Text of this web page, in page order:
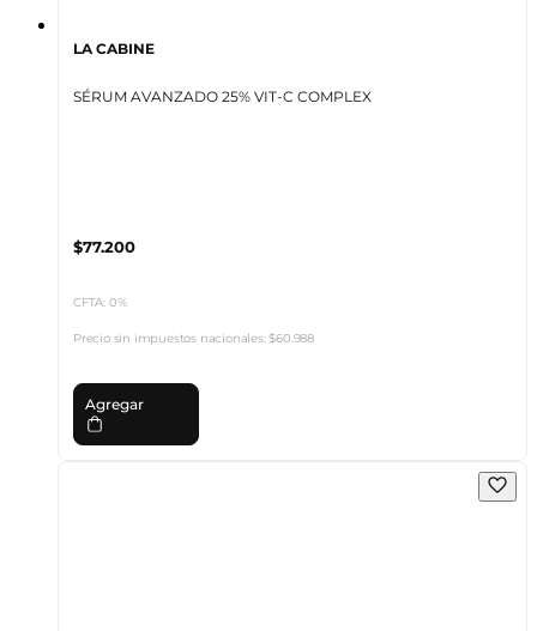
LA CABINE
SÉRUM AVANZADO 25% VIT-C COMPLEX
$77.200
CFTA: 0%
Precio sin impuestos nacionales:$60.988
Agregar